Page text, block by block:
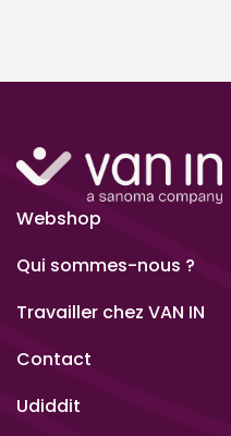
Webshop
Qui sommes-nous ?
Travailler chez VAN IN
Contact
Udiddit